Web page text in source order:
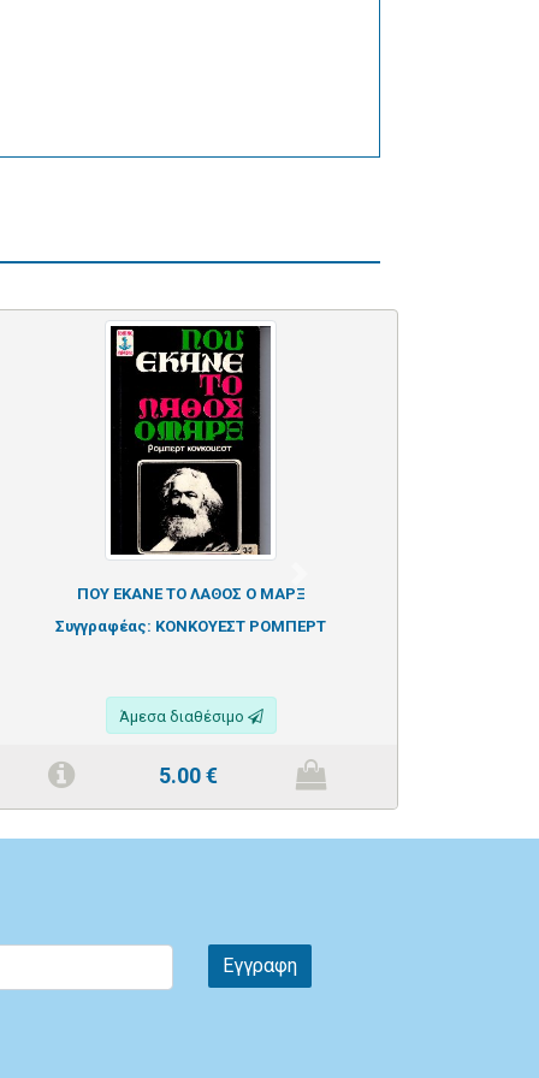
ΠΟΥ ΕΚΑΝΕ ΤΟ ΛΑΘΟΣ Ο ΜΑΡΞ
Συγγραφέας: ΚΟΝΚΟΥΕΣΤ ΡΟΜΠΕΡΤ
Άμεσα διαθέσιμο
5.00€
Next
Εγγραφη